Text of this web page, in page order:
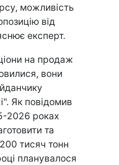
можливість
від
експерт.
на продаж
вони
Як повідомив
2026 роках
та
тисяч тонн
планувалося